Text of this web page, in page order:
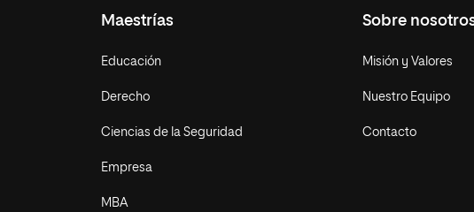
Maestrías
Educación
Derecho
Ciencias de la Seguridad
Empresa
MBA
Sobre
Misión y Valores
Nuestro Equipo
Contacto